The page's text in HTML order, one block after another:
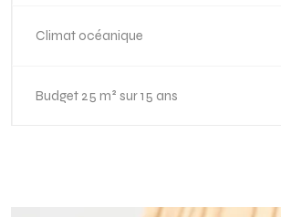
Climat océanique
Budget 25 m² sur 15 ans